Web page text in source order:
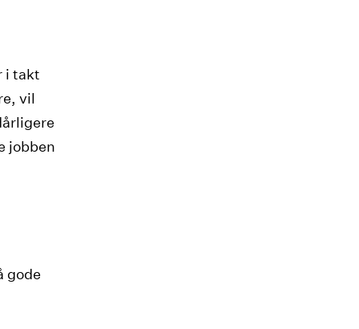
i takt
vil
jobben
gode